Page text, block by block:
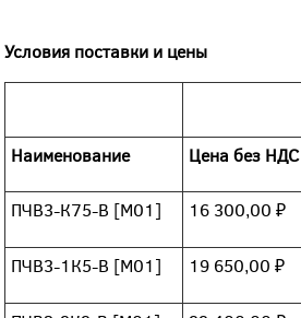
Условия поставки и цены
Наименование Цена без НДС
ПЧВ3-К75-В [М01] 16 300,00 ₽
ПЧВ3-1К5-В [М01] 19 650,00 ₽